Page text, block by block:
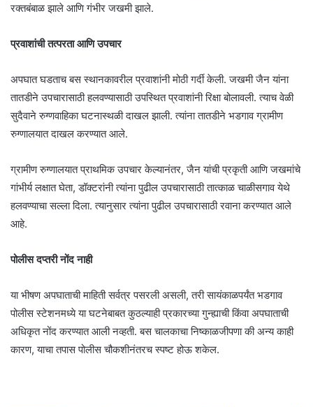
रक्तबंबाळ झाले आणि गंभीर जखमी झाले.
प्रवाशांची तत्परता आणि उपचार
अपघात घडताच बस स्थानकावरील प्रवाशांनी मोठी गर्दी केली. जखमी जैन यांना
तातडीने उपचारासाठी हलवण्यासाठी उपस्थित प्रवाशांनी रिक्षा बोलावली. त्याच वेळी
सुदैवाने रुग्णवाहिका घटनास्थळी दाखल झाली. त्यांना तातडीने भडगाव ग्रामीण
रुग्णालयात दाखल करण्यात आले.
ग्रामीण रुग्णालयात प्राथमिक उपचार केल्यानंतर, जैन यांची प्रकृती आणि जखमांचे
गांभीर्य लक्षात घेता, डॉक्टरांनी त्यांना पुढील उपचारासाठी तात्काळ चाळीसगाव येथे
हलवण्याचा सल्ला दिला. त्यानुसार त्यांना पुढील उपचारासाठी रवाना करण्यात आले
आहे.
पोलीस दप्तरी नोंद नाही
या भीषण अपघाताची माहिती सर्वत्र पसरली असली, तरी सायंकाळपर्यंत भडगाव
पोलीस स्टेशनमध्ये या घटनेबाबत कुठल्याही प्रकारच्या गुन्ह्याची किंवा अपघाताची
अधिकृत नोंद करण्यात आली नव्हती. बस चालकाचा निष्काळजीपणा की अन्य काही
कारण, याचा तपास पोलीस चौकशीनंतरच स्पष्ट होऊ शकेल.